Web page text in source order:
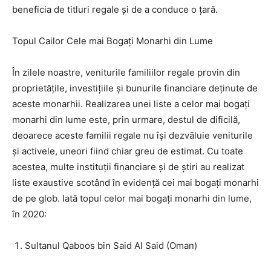
beneficia de titluri regale și de a conduce o țară.
Topul Cailor Cele mai Bogați Monarhi din Lume
În zilele noastre, veniturile familiilor regale provin din
proprietățile, investițiile și bunurile financiare deținute de
aceste monarhii. Realizarea unei liste a celor mai bogați
monarhi din lume este, prin urmare, destul de dificilă,
deoarece aceste familii regale nu își dezvăluie veniturile
și activele, uneori fiind chiar greu de estimat. Cu toate
acestea, multe instituții financiare și de știri au realizat
liste exaustive scotând în evidență cei mai bogați monarhi
de pe glob. Iată topul celor mai bogați monarhi din lume,
în 2020:
Sultanul Qaboos bin Said Al Said (Oman)